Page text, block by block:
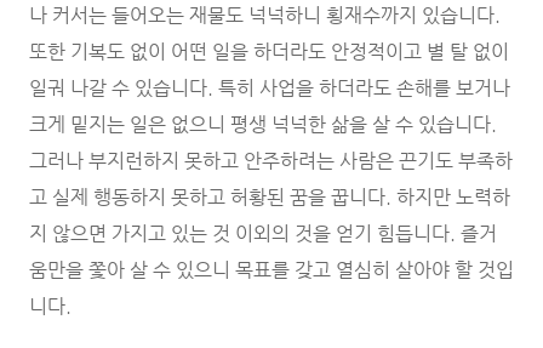
나 커서는 들어오는 재물도 넉넉하니 횡재수까지 있습니다.
또한 기복도 없이 어떤 일을 하더라도 안정적이고 별 탈 없이
일궈 나갈 수 있습니다. 특히 사업을 하더라도 손해를 보거나
크게 밑지는 일은 없으니 평생 넉넉한 삶을 살 수 있습니다.
그러나 부지런하지 못하고 안주하려는 사람은 끈기도 부족하
고 실제 행동하지 못하고 허황된 꿈을 꿉니다. 하지만 노력하
지 않으면 가지고 있는 것 이외의 것을 얻기 힘듭니다. 즐거
움만을 쫓아 살 수 있으니 목표를 갖고 열심히 살아야 할 것입
니다.